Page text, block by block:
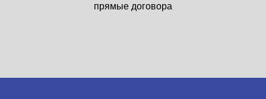
прямые договора